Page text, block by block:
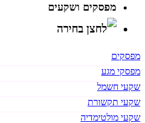
מפסקים ושקעים
מפסקים
מפסקי מגע
שקעי חשמל
שקעי תקשורת
שקעי מולטימדיה